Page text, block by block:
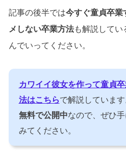
記事の後半では今すぐ童貞卒業
メしない卒業方法も解説してい
んでいってください。
カワイイ彼女を作って童貞
法はこちらで解説しています
無料で公開中なので、ぜひ
みてください。